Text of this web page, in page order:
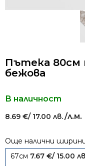
Пътека 80см
бежова
В наличност
8.69 €/ 17.00 лв./л.м.
Още налични
67см 7.67 €/ 15.00